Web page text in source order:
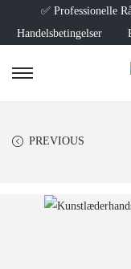
✅ Professionelle
Handelsbetingelser
PREVIOUS